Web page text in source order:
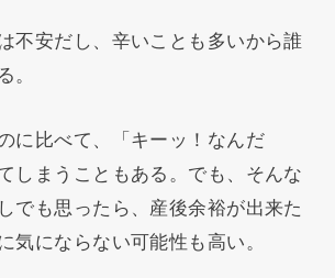
不安だし、辛いことも多いから誰
。
に比べて、「キーッ！なんだ
しまうこともある。でも、そんな
でも思ったら、産後余裕が出来た
気にならない可能性も高い。